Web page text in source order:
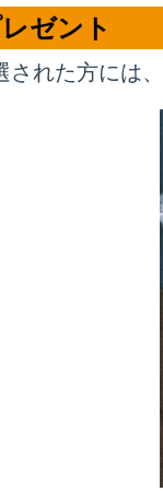
ゼント
された方には、